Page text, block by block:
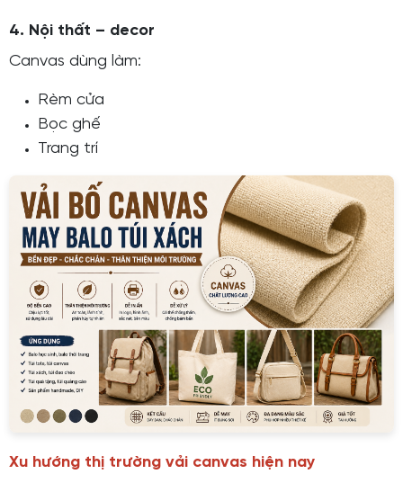
4. Nội thất – decor
Canvas dùng làm:
Rèm cửa
Bọc ghế
Trang trí
Xu hướng thị trường vải canvas hiện nay